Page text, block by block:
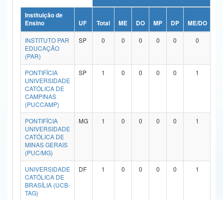
Ministério da Ciência, Tecnologia, Inovações e Comunicações
Ministério do Meio Ambiente
Ministério do Turismo
Ministério do Desenvolvimento Regional
Controladoria-Geral da União
Ministério da Mulher, da Família e dos Direitos Humanos
Secretaria-Geral
Secretaria de Governo
Gabinete de Segurança Institucional
Advocacia-Geral da União
Instituição de
Ensino
UF Total ME DO MP DP ME/DO
INSTITUTO PAR
EDUCAÇÃO
(PAR)
SP 0 0 0 0 0 0
PONTIFÍCIA
UNIVERSIDADE
CATÓLICA DE
CAMPINAS
(PUCCAMP)
SP 1 0 0 0 0 1
PONTIFÍCIA
UNIVERSIDADE
CATÓLICA DE
MINAS GERAIS
(PUC/MG)
MG 1 0 0 0 0 1
UNIVERSIDADE
CATÓLICA DE
BRASÍLIA (UCB-
TAG)
DF 1 0 0 0 0 1